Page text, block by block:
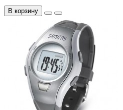
В корзину